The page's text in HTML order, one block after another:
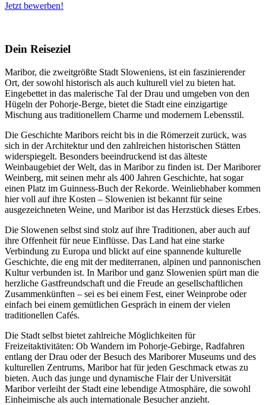
Jetzt bewerben!
Dein Reiseziel
Maribor, die zweitgrößte Stadt Sloweniens, ist ein faszinierender
Ort, der sowohl historisch als auch kulturell viel zu bieten hat.
Eingebettet in das malerische Tal der Drau und umgeben von den
Hügeln der Pohorje-Berge, bietet die Stadt eine einzigartige
Mischung aus traditionellem Charme und modernem Lebensstil.
Die Geschichte Maribors reicht bis in die Römerzeit zurück, was
sich in der Architektur und den zahlreichen historischen Stätten
widerspiegelt. Besonders beeindruckend ist das älteste
Weinbaugebiet der Welt, das in Maribor zu finden ist. Der Mariborer
Weinberg, mit seinen mehr als 400 Jahren Geschichte, hat sogar
einen Platz im Guinness-Buch der Rekorde. Weinliebhaber kommen
hier voll auf ihre Kosten – Slowenien ist bekannt für seine
ausgezeichneten Weine, und Maribor ist das Herzstück dieses Erbes.
Die Slowenen selbst sind stolz auf ihre Traditionen, aber auch auf
ihre Offenheit für neue Einflüsse. Das Land hat eine starke
Verbindung zu Europa und blickt auf eine spannende kulturelle
Geschichte, die eng mit der mediterranen, alpinen und pannonischen
Kultur verbunden ist. In Maribor und ganz Slowenien spürt man die
herzliche Gastfreundschaft und die Freude an gesellschaftlichen
Zusammenkünften – sei es bei einem Fest, einer Weinprobe oder
einfach bei einem gemütlichen Gespräch in einem der vielen
traditionellen Cafés.
Die Stadt selbst bietet zahlreiche Möglichkeiten für
Freizeitaktivitäten: Ob Wandern im Pohorje-Gebirge, Radfahren
entlang der Drau oder der Besuch des Mariborer Museums und des
kulturellen Zentrums, Maribor hat für jeden Geschmack etwas zu
bieten. Auch das junge und dynamische Flair der Universität
Maribor verleiht der Stadt eine lebendige Atmosphäre, die sowohl
Einheimische als auch internationale Besucher anzieht.